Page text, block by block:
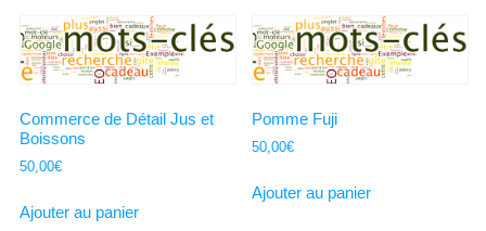
Commerce de Détail Jus et
Boissons
50,00€
Ajouter au panier
Pomme Fuji
50,00€
Ajouter au panier